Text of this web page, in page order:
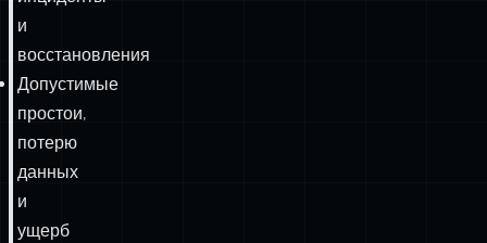
и
восстановления
Допустимые
простои,
потерю
данных
и
ущерб